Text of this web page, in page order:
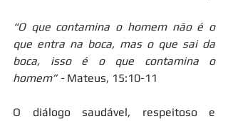
“O que contamina o homem não é o
que entra na boca, mas o que sai da
boca, isso é o que contamina o
homem” - Mateus, 15:10-11
O diálogo saudável, respeitoso e